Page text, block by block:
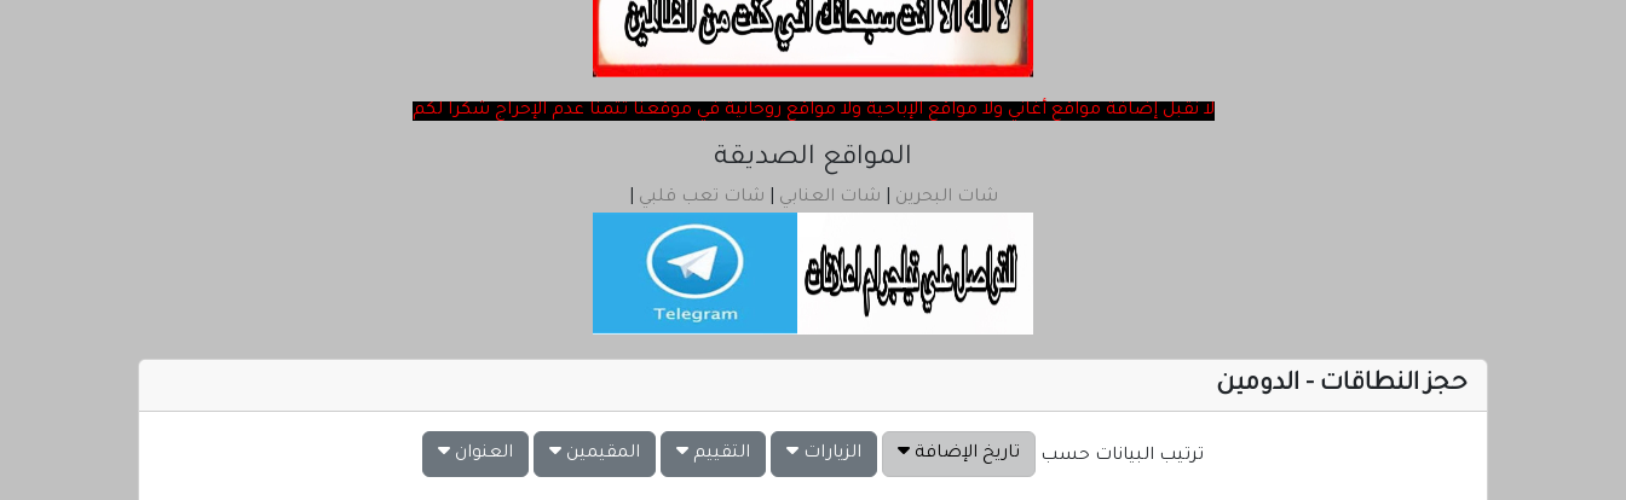
لا نقبل ‎إضافة مواقع أغاني ولا مواقع الإباحية ولا مواقع روحانية في موقعنا تتمنا عدم الإحراج شكرا لكم
المواقع الصديقة
شات البحرين شات العنابي شات تعب قلبي
حجز النطاقات - الدومين
ترتيب البيانات حسب تاريخ الإضافة الزيارات التقييم المقيمين العنوان